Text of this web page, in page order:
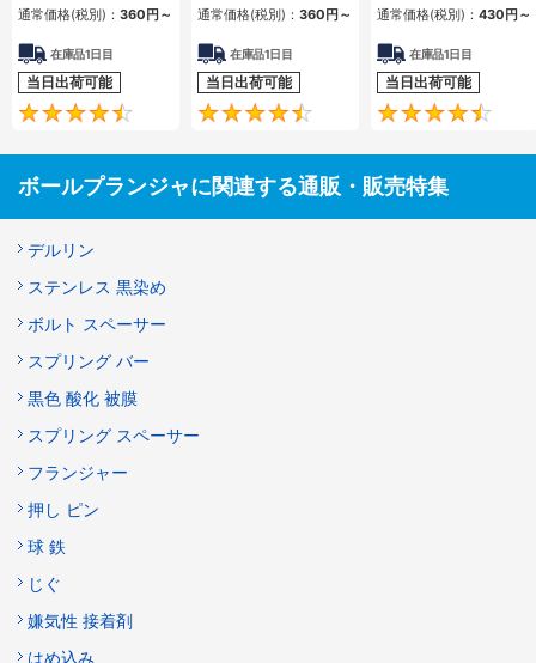
通常価格(税別)： 360円～
在庫品1日目
当日出荷可能
4.6
通常価格(税別)： 360円～
在庫品1日目
当日出荷可能
4.5
通常価格(税別)： 430円～
在庫品1日目
当日出荷可能
ボールプランジャに関連する通販・販売特集
デルリン
ステンレス 黒染め
ボルト スペーサー
スプリング バー
黒色 酸化 被膜
スプリング スペーサー
フランジャー
押し ピン
球 鉄
じぐ
嫌気性 接着剤
はめ込み